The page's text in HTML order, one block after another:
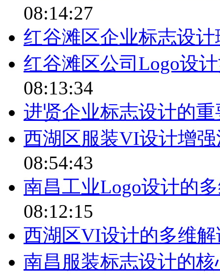
08:14:27
红谷滩区企业标志设
红谷滩区公司Logo设
08:13:34
进贤企业标志设计的重
西湖区服装VI设计增
08:54:43
南昌工业Logo设计的
08:12:15
西湖区VI设计的多维
南昌服装标志设计的